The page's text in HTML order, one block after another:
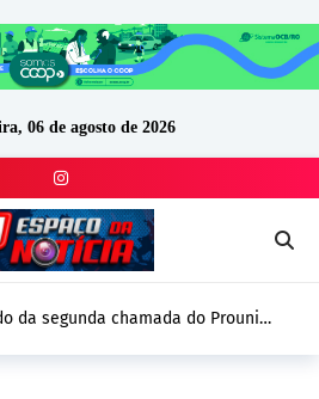
06 de agosto de 2026
da segunda chamada do Prouni